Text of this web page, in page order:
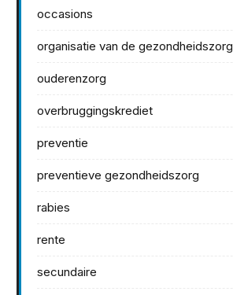
occasions
organisatie van de gezondheidszorg
ouderenzorg
overbruggingskrediet
preventie
preventieve gezondheidszorg
rabies
rente
secundaire